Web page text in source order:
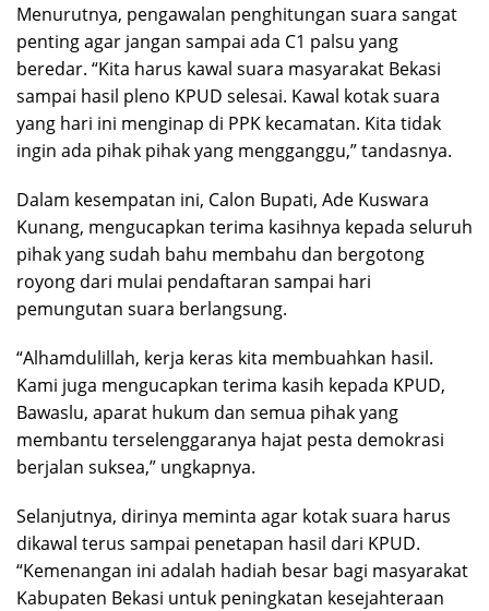
Menurutnya, pengawalan penghitungan suara sangat
penting agar jangan sampai ada C1 palsu yang
beredar. “Kita harus kawal suara masyarakat Bekasi
sampai hasil pleno KPUD selesai. Kawal kotak suara
yang hari ini menginap di PPK kecamatan. Kita tidak
ingin ada pihak pihak yang mengganggu,” tandasnya.
Dalam kesempatan ini, Calon Bupati, Ade Kuswara
Kunang, mengucapkan terima kasihnya kepada seluruh
pihak yang sudah bahu membahu dan bergotong
royong dari mulai pendaftaran sampai hari
pemungutan suara berlangsung.
“Alhamdulillah, kerja keras kita membuahkan hasil.
Kami juga mengucapkan terima kasih kepada KPUD,
Bawaslu, aparat hukum dan semua pihak yang
membantu terselenggaranya hajat pesta demokrasi
berjalan suksea,” ungkapnya.
Selanjutnya, dirinya meminta agar kotak suara harus
dikawal terus sampai penetapan hasil dari KPUD.
“Kemenangan ini adalah hadiah besar bagi masyarakat
Kabupaten Bekasi untuk peningkatan kesejahteraan